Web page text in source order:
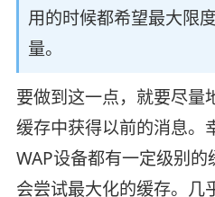
用的时候都希望最大限
量。
要做到这一点，就要尽量
缓存中获得以前的消息。
WAP设备都有一定级别的
会尝试最大化的缓存。几